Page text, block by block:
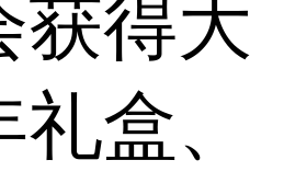
获得大
盒、